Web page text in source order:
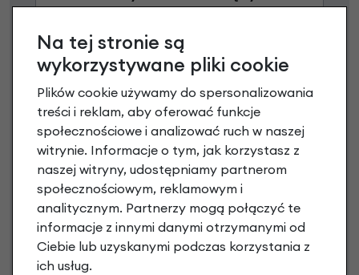
Poznaj szczegóły
Raty 0%
Na tej stronie są
wykorzystywane pliki cookie
Plików cookie używamy do spersonalizowania
treści i reklam, aby oferować funkcje
społecznościowe i analizować ruch w naszej
witrynie. Informacje o tym, jak korzystasz z
naszej witryny, udostępniamy partnerom
społecznościowym, reklamowym i
analitycznym. Partnerzy mogą połączyć te
informacje z innymi danymi otrzymanymi od
Ciebie lub uzyskanymi podczas korzystania z
ich usług.